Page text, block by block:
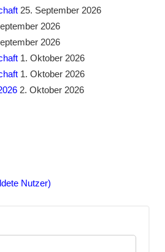
25. September 2026
2026
2026
1. Oktober 2026
1. Oktober 2026
2. Oktober 2026
Nutzer)